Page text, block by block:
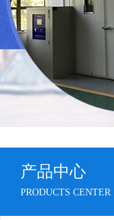
产品中心
PRODUCTS CENTER